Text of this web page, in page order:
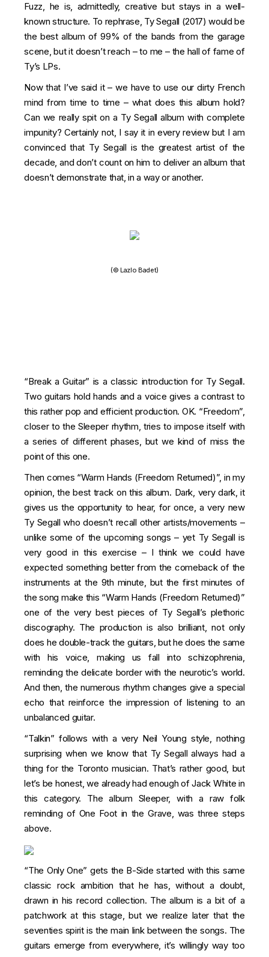
Fuzz, he is, admittedly, creative but stays in a well-
known structure. To rephrase, Ty Segall (2017) would be
the best album of 99% of the bands from the garage
scene, but it doesn’t reach – to me – the hall of fame of
Ty’s LPs.
Now that I’ve said it – we have to use our dirty French
mind from time to time – what does this album hold?
Can we really spit on a Ty Segall album with complete
impunity? Certainly not, I say it in every review but I am
convinced that Ty Segall is the greatest artist of the
decade, and don’t count on him to deliver an album that
doesn’t demonstrate that, in a way or another.
(© Lazlo Badet)
“Break a Guitar” is a classic introduction for Ty Segall.
Two guitars hold hands and a voice gives a contrast to
this rather pop and efficient production. OK. “Freedom”,
closer to the Sleeper rhythm, tries to impose itself with
a series of different phases, but we kind of miss the
point of this one.
Then comes “Warm Hands (Freedom Returned)”, in my
opinion, the best track on this album. Dark, very dark, it
gives us the opportunity to hear, for once, a very new
Ty Segall who doesn’t recall other artists/movements –
unlike some of the upcoming songs – yet Ty Segall is
very good in this exercise – I think we could have
expected something better from the comeback of the
instruments at the 9th minute, but the first minutes of
the song make this “Warm Hands (Freedom Returned)”
one of the very best pieces of Ty Segall’s plethoric
discography. The production is also brilliant, not only
does he double-track the guitars, but he does the same
with his voice, making us fall into schizophrenia,
reminding the delicate border with the neurotic’s world.
And then, the numerous rhythm changes give a special
echo that reinforce the impression of listening to an
unbalanced guitar.
“Talkin” follows with a very Neil Young style, nothing
surprising when we know that Ty Segall always had a
thing for the Toronto musician. That’s rather good, but
let’s be honest, we already had enough of Jack White in
this category. The album Sleeper, with a raw folk
reminding of One Foot in the Grave, was three steps
above.
“The Only One” gets the B-Side started with this same
classic rock ambition that he has, without a doubt,
drawn in his record collection. The album is a bit of a
patchwork at this stage, but we realize later that the
seventies spirit is the main link between the songs. The
guitars emerge from everywhere, it’s willingly way too